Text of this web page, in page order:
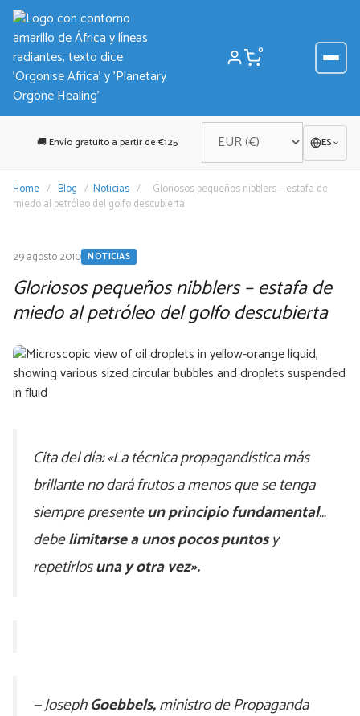
Saltar
contenido
0
🚚 Envío gratuito a partir de €125 ES
Home / Blog / Noticias /
Gloriosos pequeños nibblers – estafa de
miedo al petróleo del golfo descubierta
29 agosto 2010 NOTICIAS
Gloriosos pequeños nibblers – estafa de
miedo al petróleo del golfo descubierta
Cita del día: «La técnica propagandística más
brillante no dará frutos a menos que se tenga
siempre presenteun principio fundamental…
debelimitarse a unos pocos puntosy
repetirlosuna y otra vez».
— JosephGoebbels,ministro de Propaganda